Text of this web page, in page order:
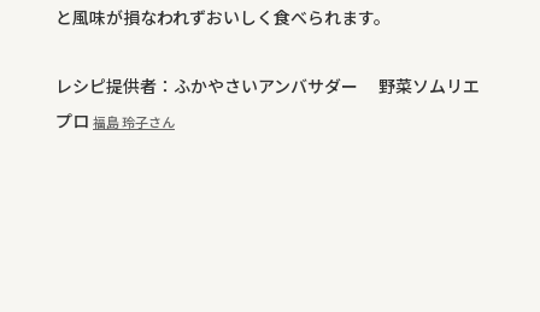
と風味が損なわれずおいしく食べられます。
レシピ提供者：ふかやさいアンバサダー 野菜ソムリエ
プロ 福島 玲子さん